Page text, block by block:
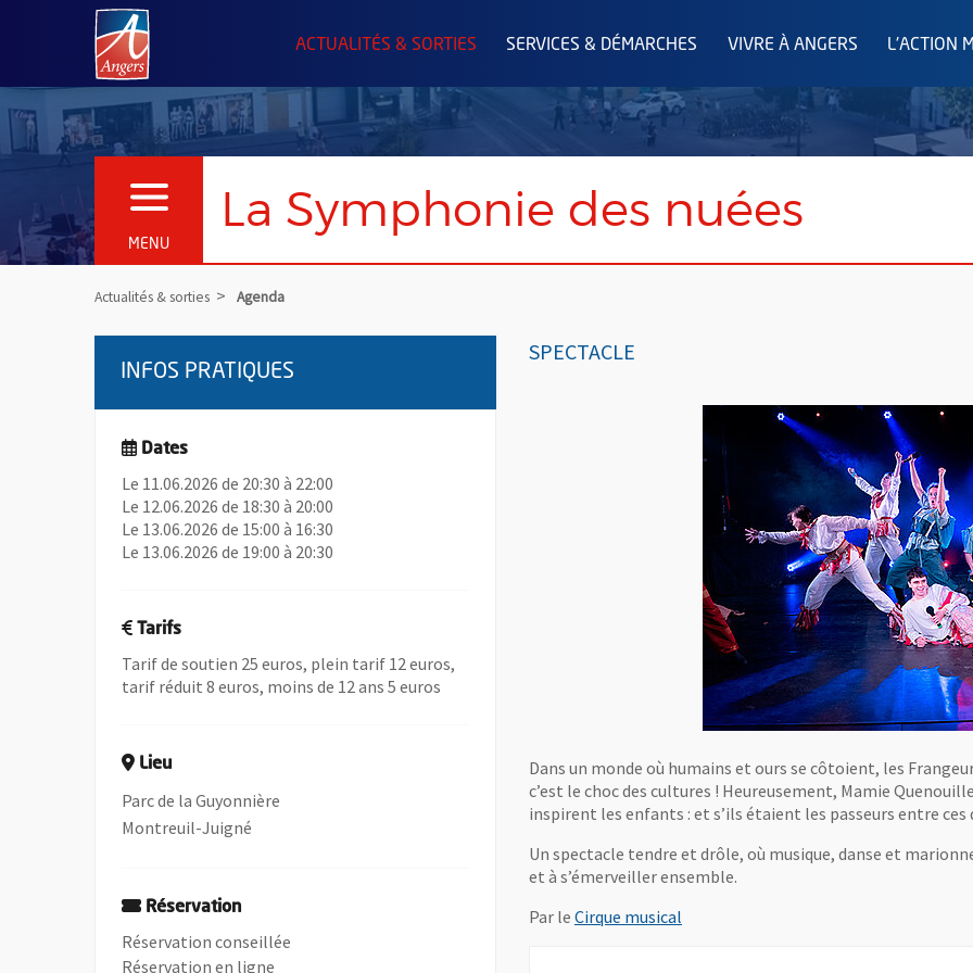
Angers.fr : Retour à l'accueil
ACTUALITÉS & SORTIES SERVICES & DÉMARCHES VIVRE À ANGERS L'ACTION
MENU
OUVRIR LE MENU La Symphonie des nuées
Actualités & sorties Agenda
SPECTACLE
Dans un monde où humains et ours se côtoient, les
c’est le choc des cultures ! Heureusement, Mamie
inspirent les enfants : et s’ils étaient les passeurs entre ces
Un spectacle tendre et drôle, où musique, danse et
et à s’émerveiller ensemble.
Par le Cirque musical, Ouvre une nouvelle fenêtre
INFOS PRATIQUES
Dates
Le 11.06.2026 de 20:30 à 22:00
Le 12.06.2026 de 18:30 à 20:00
Le 13.06.2026 de 15:00 à 16:30
Le 13.06.2026 de 19:00 à 20:30
Tarifs
Tarif de soutien 25 euros, plein tarif 12 euros,
tarif réduit 8 euros, moins de 12 ans 5 euros
Lieu
Parc de la Guyonnière
Montreuil-Juigné
Réservation
Réservation conseillée
Réservation en ligne